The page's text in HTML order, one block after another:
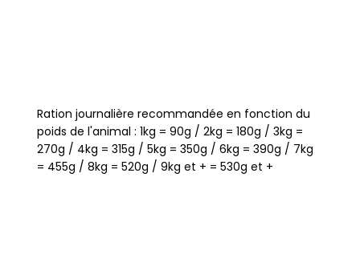
Ration journalière recommandée en fonction du
poids de l'animal : 1kg = 90g / 2kg = 180g / 3kg =
270g / 4kg = 315g / 5kg = 350g / 6kg = 390g / 7kg
= 455g / 8kg = 520g / 9kg et + = 530g et +